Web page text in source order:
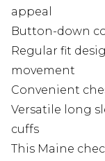
appeal
Button-down
Regular fit
movement
Convenient
Versatile long
cuffs
This Maine